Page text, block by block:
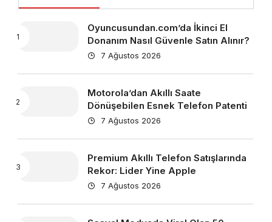
Oyuncusundan.com’da İkinci El
Donanım Nasıl Güvenle Satın Alınır?
7 Ağustos 2026
Motorola’dan Akıllı Saate
Dönüşebilen Esnek Telefon Patenti
7 Ağustos 2026
Premium Akıllı Telefon Satışlarında
Rekor: Lider Yine Apple
7 Ağustos 2026